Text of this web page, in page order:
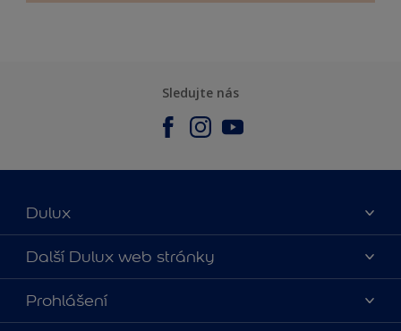
Sledujte nás
Dulux
O nás
Kontaktujte nás
Najít obchod
Další Dulux web stránky
duluxmalir.cz
duluxmaliar.sk
Prohlášení